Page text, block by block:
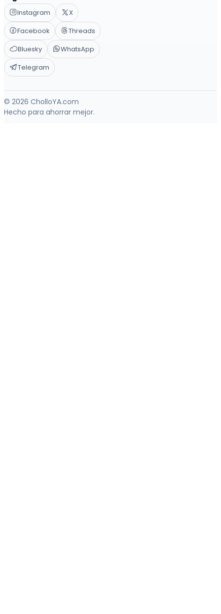
Instagram
X
Facebook
Threads
Bluesky
WhatsApp
Telegram
© 2026 CholloYA.com
Hecho para ahorrar mejor.